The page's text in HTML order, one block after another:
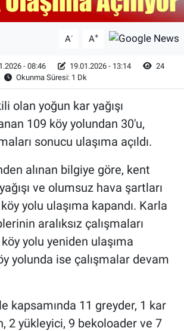
A- A+
- 08:46 19.01.2026 - 13:14
24
Okunma Süresi: 1 Dk
olan yoğun kar yağışı
109 köy yolundan 30'u,
sonucu ulaşıma açıldı.
alınan bilgiye göre, kent
ve olumsuz hava şartları
yolu ulaşıma kapandı. Karla
aralıksız çalışmaları
yolu yeniden ulaşıma
yolunda ise çalışmalar devam
kapsamında 11 greyder, 1 kar
2 yükleyici, 9 bekoloader ve 7